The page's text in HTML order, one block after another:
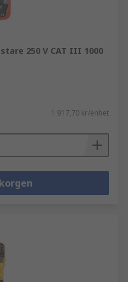
250 V CAT III 1000
1 917,70 kr/enhet